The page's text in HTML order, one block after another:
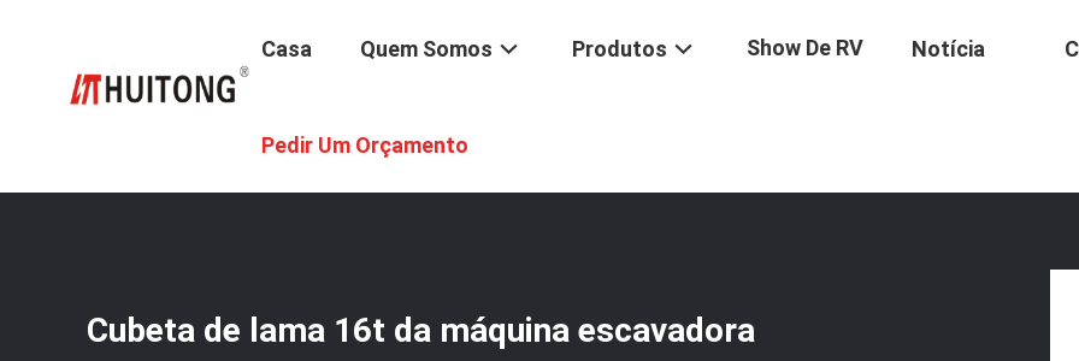
Casa Quem Somos Produtos Show De RV Notícia
Pedir Um Orçamento
Cubeta de lama 16t da máquina escavadora